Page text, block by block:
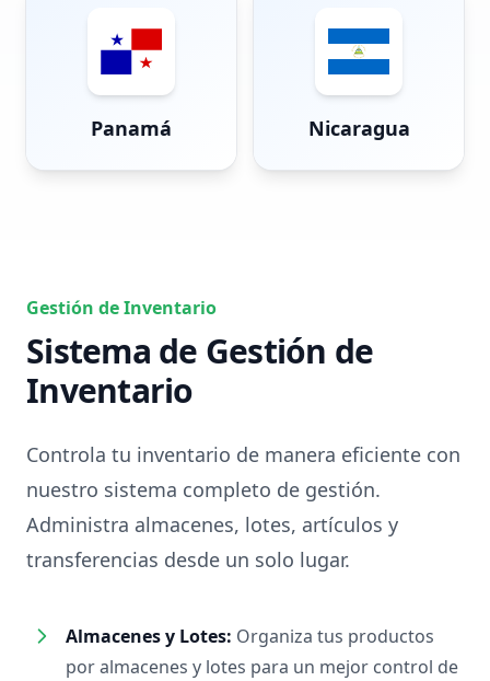
Panamá Nicaragua
Gestión de Inventario
Sistema de Gestión de
Inventario
Controla tu inventario de manera eficiente con
nuestro sistema completo de gestión.
Administra almacenes, lotes, artículos y
transferencias desde un solo lugar.
Almacenes y Lotes: Organiza tus productos
por almacenes y lotes para un mejor control de